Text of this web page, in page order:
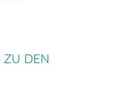
ZU DEN